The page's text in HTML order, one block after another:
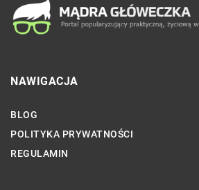
NAWIGACJA
BLOG
POLITYKA PRYWATNOŚCI
REGULAMIN